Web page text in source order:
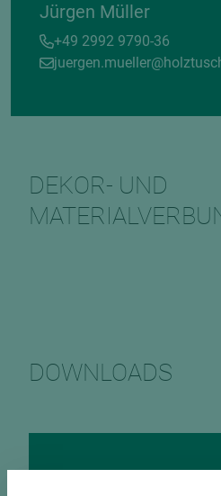
Jürgen Müller
+49 2992 9790-36
DEKOR- UND
DOWNLOADS